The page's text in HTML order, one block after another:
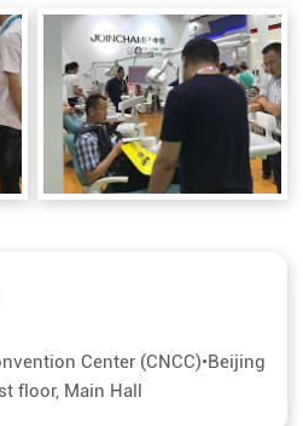
Center (CNCC)•Beijing
floor, Main Hall